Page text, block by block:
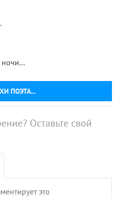
ПОЭТА...
Оставьте свой
это